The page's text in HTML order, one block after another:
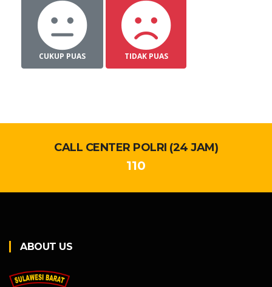
CUKUP PUAS TIDAK PUAS
CALL CENTER POLRI (24 JAM)
110
ABOUT US